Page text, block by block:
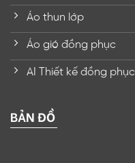
Áo thun lớp
Áo gió đồng phục
AI Thiết kế đồng phục
BẢN ĐỒ